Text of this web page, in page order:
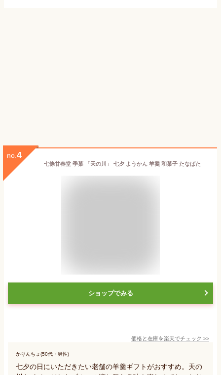
no. 4
七條甘春堂 季菓 「天の川」 七夕 ようかん 羊羹 和菓子 たなばた
ショップでみる
価格と在庫を楽天でチェック >>
かりんちょ(50代・男性)
七夕の日にいただきたい老舗の羊羹ギフトがおすすめ。天の